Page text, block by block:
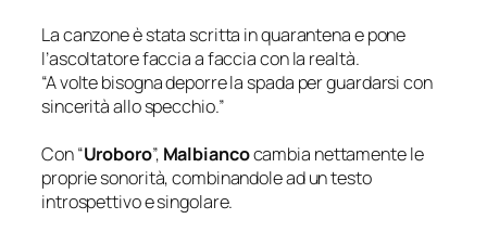
La canzone è stata scritta in quarantena e pone
l’ascoltatore faccia a faccia con la realtà.
“A volte bisogna deporre la spada per guardarsi con
sincerità allo specchio.”
Con “Uroboro”, Malbiancocambia nettamente le
proprie sonorità, combinandole ad un testo
introspettivo e singolare.